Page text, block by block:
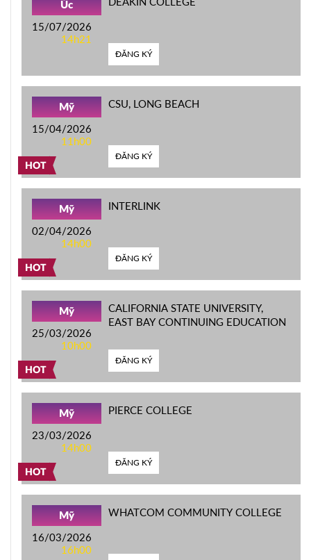
Úc
15/07/2026
14h21
ĐĂNG KÝ
HOT
Mỹ
15/04/2026
11h00
CSU, LONG BEACH
ĐĂNG KÝ
HOT
Mỹ
02/04/2026
14h00
INTERLINK
ĐĂNG KÝ
HOT
Mỹ
25/03/2026
10h00
CALIFORNIA STATE UNIVERSITY,
EAST BAY CONTINUING EDUCATION
ĐĂNG KÝ
HOT
Mỹ
23/03/2026
14h00
PIERCE COLLEGE
ĐĂNG KÝ
Mỹ
16/03/2026
16h00
WHATCOM COMMUNITY COLLEGE